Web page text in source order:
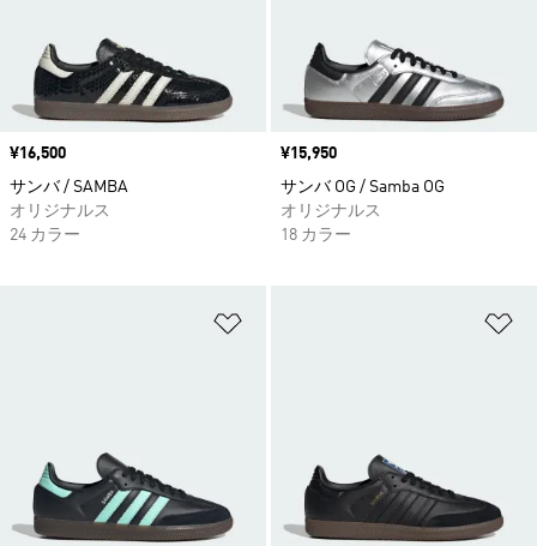
価格
¥16,500
サンバ / SAMBA
オリジナルス
24 カラー
価格
¥15,950
サンバ OG / Samba OG
オリジナルス
18 カラー